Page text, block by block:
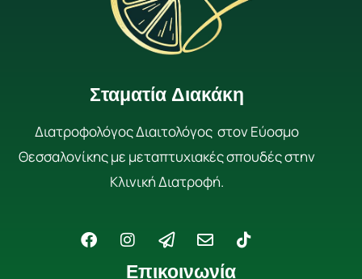
Σταματία Διακάκη
Διατροφολόγος Διαιτολόγος στον Εύοσμο
Θεσσαλονίκης με μεταπτυχιακές σπουδές στην
Κλινική Διατροφή.
F
a
I
n
s
P
a
p
E
n
v
T
i
Επικοινωνία